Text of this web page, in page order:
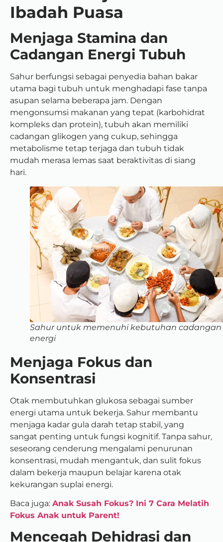
Ibadah Puasa
Menjaga Stamina dan
Cadangan Energi Tubuh
Sahur berfungsi sebagai penyedia bahan bakar
utama bagi tubuh untuk menghadapi fase tanpa
asupan selama beberapa jam. Dengan
mengonsumsi makanan yang tepat (karbohidrat
kompleks dan protein), tubuh akan memiliki
cadangan glikogen yang cukup, sehingga
metabolisme tetap terjaga dan tubuh tidak
mudah merasa lemas saat beraktivitas di siang
hari.
Sahur untuk memenuhi kebutuhan cadangan
energi
Menjaga Fokus dan
Konsentrasi
Otak membutuhkan glukosa sebagai sumber
energi utama untuk bekerja. Sahur membantu
menjaga kadar gula darah tetap stabil, yang
sangat penting untuk fungsi kognitif. Tanpa sahur,
seseorang cenderung mengalami penurunan
konsentrasi, mudah mengantuk, dan sulit fokus
dalam bekerja maupun belajar karena otak
kekurangan suplai energi.
Baca juga: Anak Susah Fokus? Ini 7 Cara Melatih
Fokus Anak untuk Parent!
Mencegah Dehidrasi dan